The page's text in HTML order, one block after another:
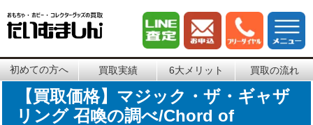
初めての方へ 買取実績 6大メリット 買取の流れ
【買取価格】マジック・ザ・ギャザ
リング 召喚の調べ/Chord of